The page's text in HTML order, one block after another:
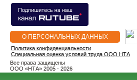
О ПЕРСОНАЛЬНЫХ ДАННЫХ
Все права защищены
OOO «НТА» 2005 - 2026
Политика конфиденциальности
Специальная оценка условий труда ООО НТА